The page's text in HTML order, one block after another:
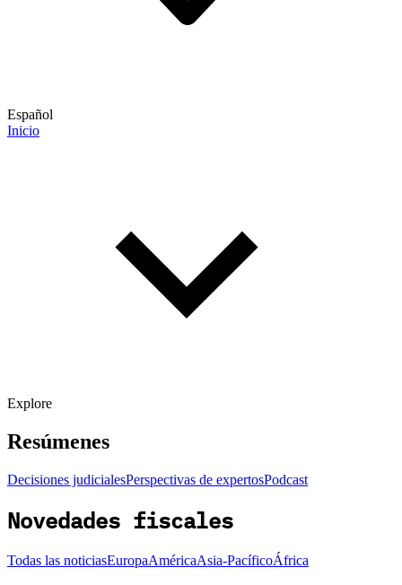
Español
Inicio
Explore
Resúmenes
Decisiones judicialesPerspectivas de expertosPodcast
Novedades fiscales
Todas las noticiasEuropaAméricaAsia-PacíficoÁfrica